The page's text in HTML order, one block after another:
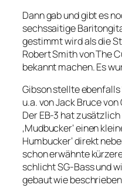
Dann gab und gibt es
sechssaitige
gestimmt wird als die
Robert Smith von The
bekannt machen. Es
Gibson stellte ebenfalls
u.a. von Jack Bruce
Der EB-3 hat
‚Mudbucker‘ einen
Humbucker‘ direkt
schon erwähnte
schlicht SG-Bass und
gebaut wie